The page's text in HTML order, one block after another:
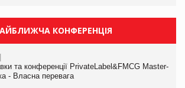
КОНФЕРЕНЦІЯ
та конференції PrivateLabel&FMCG Master-
- Власна перевага